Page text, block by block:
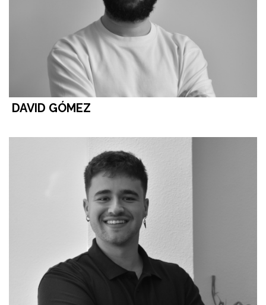
DAVID GÓMEZ